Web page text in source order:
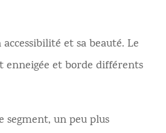
et sa beauté. Le
enneigée et borde différents
segment, un peu plus